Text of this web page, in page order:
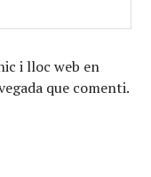
i lloc web en
que comenti.